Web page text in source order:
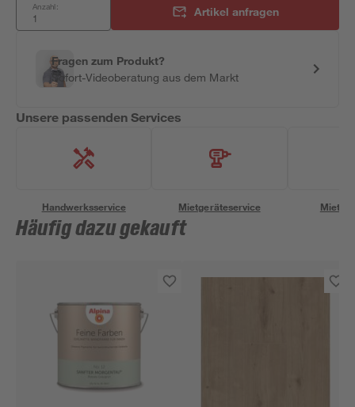
Anzahl: Artikel anfragen
Fragen zum Produkt?
Sofort-Videoberatung aus dem Markt
Unsere passenden Services
Handwerksservice Mietgeräteservice
Häufig dazu gekauft